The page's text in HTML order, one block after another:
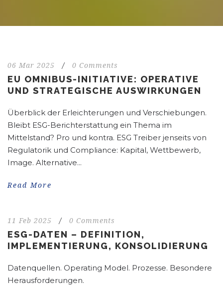
06 Mar 2025 / 0 Comments
EU OMNIBUS-INITIATIVE: OPERATIVE
UND STRATEGISCHE AUSWIRKUNGEN
Überblick der Erleichterungen und Verschiebungen.
Bleibt ESG-Berichterstattung ein Thema im
Mittelstand? Pro und kontra. ESG Treiber jenseits von
Regulatorik und Compliance: Kapital, Wettbewerb,
Image. Alternative...
Read More
11 Feb 2025 / 0 Comments
ESG-DATEN – DEFINITION,
IMPLEMENTIERUNG, KONSOLIDIERUNG
Datenquellen. Operating Model. Prozesse. Besondere
Herausforderungen.